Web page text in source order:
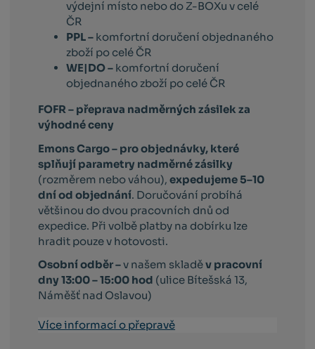
výdejní místo nebo do Z-BOXu v celé
ČR
PPL – komfortní doručení objednaného
zboží po celé ČR
WE|DO – komfortní doručení
objednaného zboží po celé ČR
FOFR – přeprava nadměrných zásilek za
výhodné ceny
Emons Cargo – pro objednávky, které
splňují parametry nadměrné zásilky
(rozměrem nebo váhou),expedujeme 5–10
dní od objednání. Doručování probíhá
většinou do dvou pracovních dnů od
expedice. Při volbě platby na dobírku lze
hradit pouze v hotovosti.
Osobní odběr –v našem skladěv pracovní
dny 13:00 – 15:00 hod (ulice Bítešská 13,
Náměšť nad Oslavou)
Více informací o přepravě